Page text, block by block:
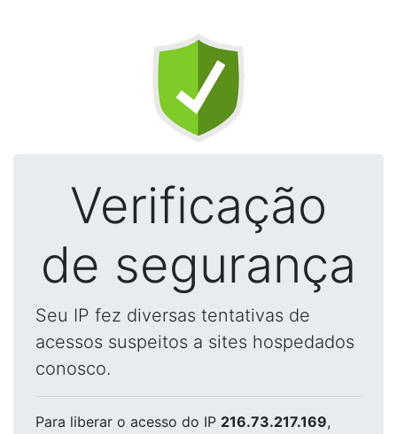
Verificação
de segurança
Seu IP fez diversas tentativas de
acessos suspeitos a sites hospedados
conosco.
Para liberar o acesso do IP 216.73.217.169,